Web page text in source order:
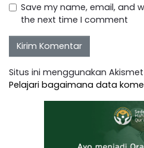
Save my name, email, and
the next time I comment
Situs ini menggunakan
Pelajari bagaimana data